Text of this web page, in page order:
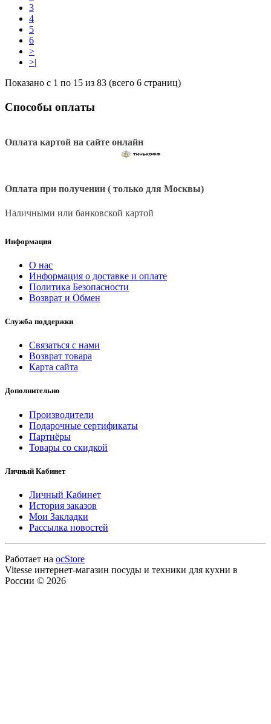
3
4
5
6
>
>|
Показано с 1 по 15 из 83 (всего 6 страниц)
Способы оплаты
Оплата картой на сайте онлайн
Оплата при получении ( только для Москвы)
Наличными или банковской картой
Информация
О нас
Информация о доставке и оплате
Политика Безопасности
Возврат и Обмен
Служба поддержки
Связаться с нами
Возврат товара
Карта сайта
Дополнительно
Производители
Подарочные сертификаты
Партнёры
Товары со скидкой
Личный Кабинет
Личный Кабинет
История заказов
Мои Закладки
Рассылка новостей
Работает на ocStore
Vitesse интернет-магазин посуды и техники для кухни в
России © 2026